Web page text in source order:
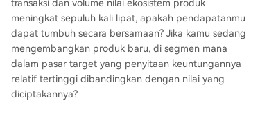
transaksi dan volume nilai ekosistem produk
meningkat sepuluh kali lipat, apakah pendapatanmu
dapat tumbuh secara bersamaan? Jika kamu sedang
mengembangkan produk baru, di segmen mana
dalam pasar target yang penyitaan keuntungannya
relatif tertinggi dibandingkan dengan nilai yang
diciptakannya?